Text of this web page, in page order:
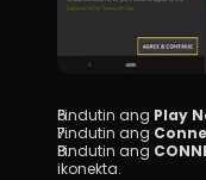
Pindutin ang Play
Pindutin ang
Pindutin ang
ikonekta.